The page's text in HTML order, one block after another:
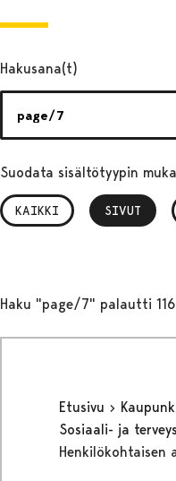
Hakusana(t)
Suodata sisältötyypin
KAIKKI SIVUT
, VALITTU
Haku "page/7" palautti
Etusivu
Sosiaali- ja
Henkilökohtaisen